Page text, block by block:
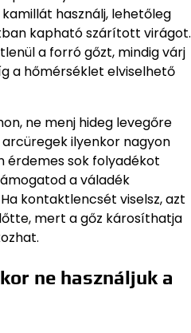
kamillát használj, lehetőleg
kapható szárított virágot.
a forró gőzt, mindig várj
a hőmérséklet elviselhető
ne menj hideg levegőre
ilyenkor nagyon
érdemes sok folyadékot
a váladék
kontaktlencsét viselsz, azt
mert a gőz károsíthatja
ne használjuk a